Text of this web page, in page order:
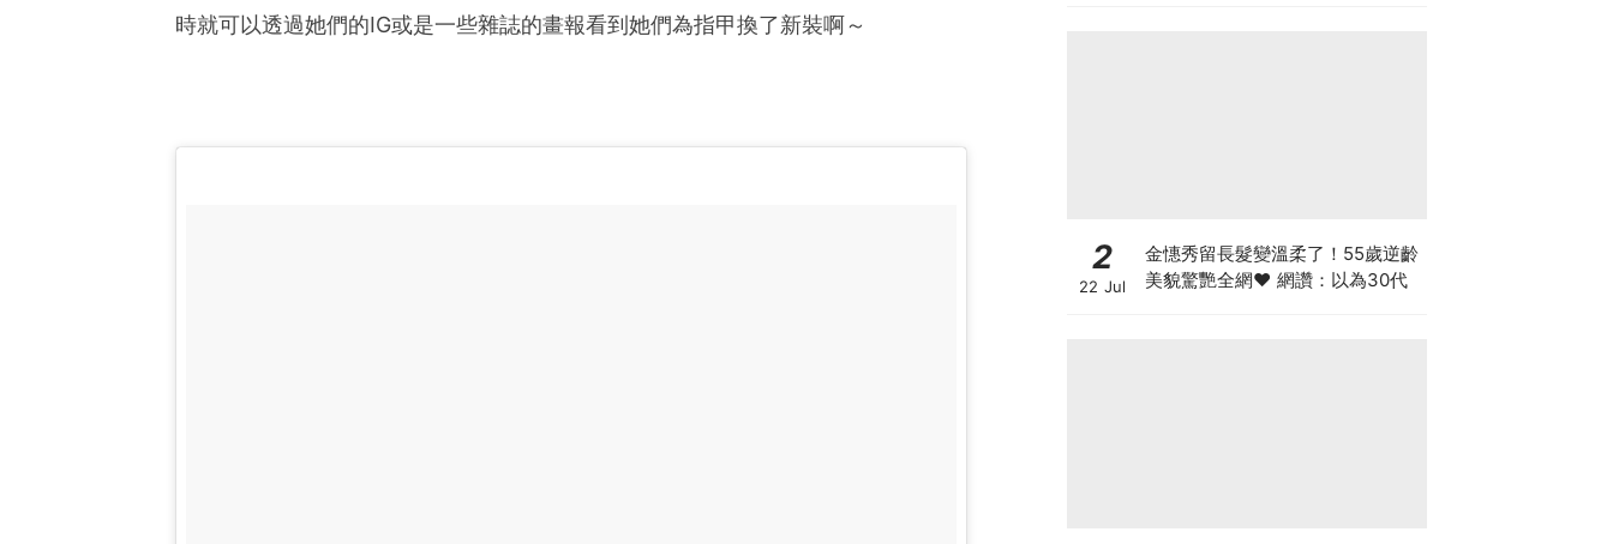
時就可以透過她們的IG或是一些雜誌的畫報看到她們為指甲換了新裝啊～
2
22 Jul
金憓秀留長髮變溫柔了！55歲逆齡
美貌驚艷全網♥ 網讚：以為30代